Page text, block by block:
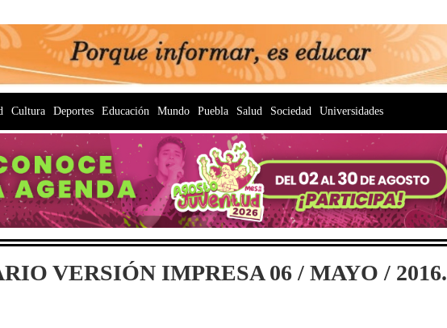
Cultura Deportes Educación Mundo Puebla Salud Sociedad Universidades
VERSIÓN IMPRESA 06 / MAYO / 2016.